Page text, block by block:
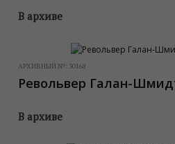
В архиве
АРХИВНЫЙ №: 30168
Револьвер Галан-
В архиве